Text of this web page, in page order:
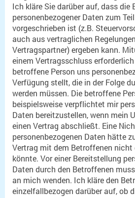
Ich kläre Sie darüber auf, dass die
personenbezogener Daten zum
vorgeschrieben ist (z.B.
auch aus vertraglichen
Vertragspartner) ergeben kann.
einem Vertragsschluss
betroffene Person uns
Verfügung stellt, die in der Folge
werden müssen. Die betroffene
beispielsweise verpflichtet mir
Daten bereitzustellen, wenn mein
einen Vertrag abschließt. Eine
personenbezogenen Daten hätte
Vertrag mit dem Betroffenen nicht
könnte. Vor einer Bereitstellung
Daten durch den Betroffenen
an mich wenden. Ich kläre den
einzelfallbezogen darüber auf, ob